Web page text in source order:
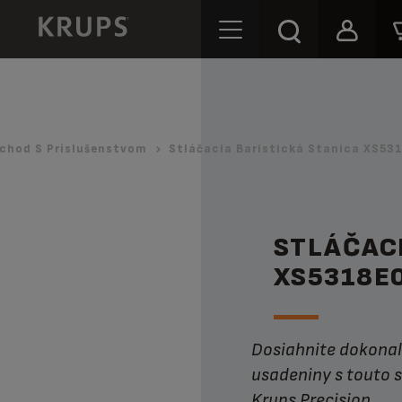
S Príslušenstvom Stláčacia Baristická Stanica
Dosiahnite dokonalé utlačenie a čisté odstránenie kávovej
usadeniny s touto